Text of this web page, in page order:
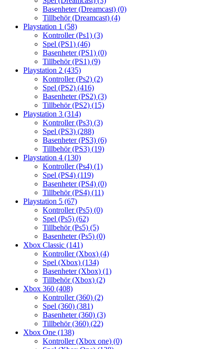
Basenheter (Dreamcast) (0)
Tillbehör (Dreamcast) (4)
Playstation 1 (58)
Kontroller (Ps1) (3)
Spel (PS1) (46)
Basenheter (PS1) (0)
Tillbehör (PS1) (9)
Playstation 2 (435)
Kontroller (Ps2) (2)
Spel (PS2) (416)
Basenheter (PS2) (3)
Tillbehör (PS2) (15)
Playstation 3 (314)
Kontroller (Ps3) (3)
Spel (PS3) (288)
Basenheter (PS3) (6)
Tillbehör (PS3) (19)
Playstation 4 (130)
Kontroller (Ps4) (1)
Spel (PS4) (119)
Basenheter (PS4) (0)
Tillbehör (PS4) (11)
Playstation 5 (67)
Kontroller (Ps5) (0)
Spel (Ps5) (62)
Tillbehör (Ps5) (5)
Basenheter (Ps5) (0)
Xbox Classic (141)
Kontroller (Xbox) (4)
Spel (Xbox) (134)
Basenheter (Xbox) (1)
Tillbehör (Xbox) (2)
Xbox 360 (408)
Kontroller (360) (2)
Spel (360) (381)
Basenheter (360) (3)
Tillbehör (360) (22)
Xbox One (138)
Kontroller (Xbox one) (0)